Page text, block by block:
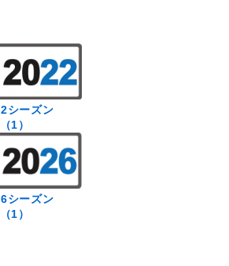
シーズン
（1）
シーズン
（1）